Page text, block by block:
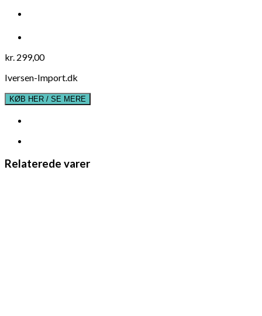
kr. 299,00
Iversen-Import.dk
KØB HER / SE MERE
Relaterede varer